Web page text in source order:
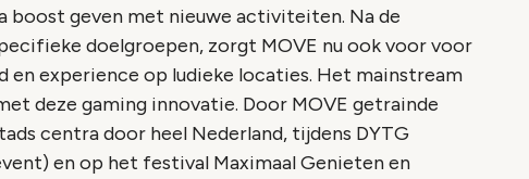
boost geven met nieuwe activiteiten. Na de
doelgroepen, zorgt MOVE nu ook voor voor
experience op ludieke locaties. Het mainstream
deze gaming innovatie. Door MOVE getrainde
centra door heel Nederland, tijdens DYTG
en op het festival Maximaal Genieten en